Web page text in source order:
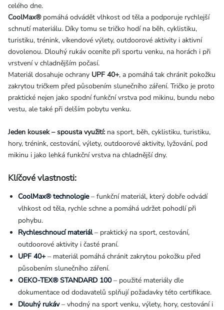
celého dne.
CoolMax®pomáhá odvádět vlhkost od těla a podporuje rychlejší
schnutí materiálu. Díky tomu se tričko hodí na běh, cyklistiku,
turistiku, trénink, víkendové výlety, outdoorové aktivity i aktivní
dovolenou. Dlouhý rukáv oceníte při sportu venku, na horách i při
vrstvení v chladnějším počasí.
Materiál dosahuje ochrany UPF 40+, a pomáhá tak chránit pokožku
zakrytou tričkem před působením slunečního záření. Tričko je proto
praktické nejen jako spodní funkční vrstva pod mikinu, bundu nebo
vestu, ale také při delším pobytu venku.
Jeden kousek – spousta využití: na sport, běh, cyklistiku, turistiku,
hory, trénink, cestování, výlety, outdoorové aktivity, lyžování, pod
mikinu i jako lehká funkční vrstva na chladnější dny.
Klíčové vlastnosti:
CoolMax® technologie– funkční materiál, který dobře odvádí
vlhkost od těla, rychle schne a pomáhá udržet pohodlí při
pohybu.
Rychleschnoucí materiál– praktický na sport, cestování,
outdoorové aktivity i časté praní.
UPF 40+– materiál pomáhá chránit zakrytou pokožku před
působením slunečního záření.
OEKO-TEX® STANDARD 100– použité materiály dle
dokumentace od dodavatelů splňují požadavky této certifikace.
Dlouhý rukáv– vhodný na sport venku, výlety, hory, cestování i